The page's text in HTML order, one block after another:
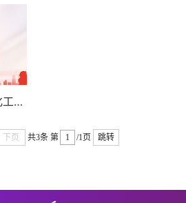
学习全国宣传思想文化工作会议精神
下页 共3条 第 /1页 跳转